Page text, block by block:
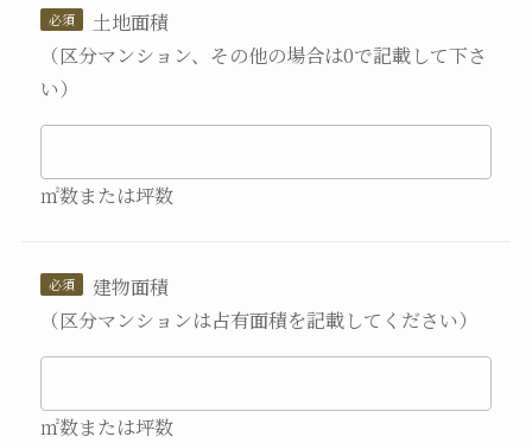
土地面積
（区分マンション、その他の場合は0で記載して下さ
い）
㎡数または坪数
建物面積
（区分マンションは占有面積を記載してください）
㎡数または坪数